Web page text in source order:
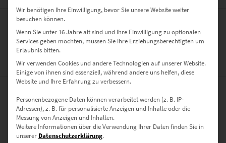
Der Börsenplatz am Friedrichsbau in Stuttgart
ZUSÄTZLICHE INFORMATIONEN
PRODUKT BESONDERHEITEN
AUSFÜHRUNG
Poster, Leinwand auf Keilrahmen, Acrylglas
Wir benötigen Ihre Einwilligung, bevor Sie unsere Website weiter
besuchen können.
Wenn Sie unter 16 Jahre alt sind und Ihre Einwilligung zu optionalen
Services geben möchten, müssen Sie Ihre Erziehungsberechtigten um
Erlaubnis bitten.
Wir verwenden Cookies und andere Technologien auf unserer Website.
Einige von ihnen sind essenziell, während andere uns helfen, diese
Website und Ihre Erfahrung zu verbessern.
Personenbezogene Daten können verarbeitet werden (z. B. IP-
Adressen), z. B. für personalisierte Anzeigen und Inhalte oder die
Messung von Anzeigen und Inhalten.
Weitere Informationen über die Verwendung Ihrer Daten finden Sie in
unserer Datenschutzerklärung.